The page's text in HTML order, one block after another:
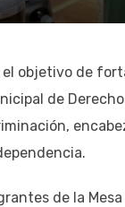
el objetivo de
de
de la